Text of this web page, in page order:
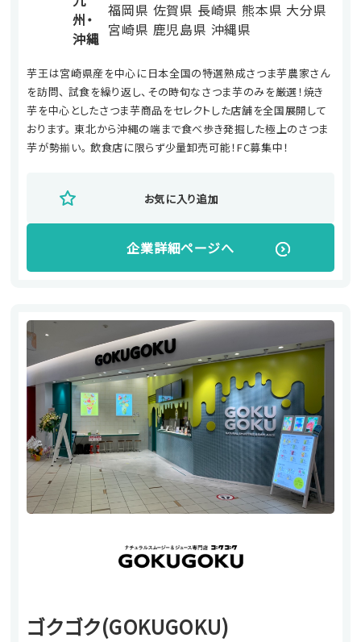
州・
沖縄
福岡県 佐賀県 長崎県 熊本県 大分県
宮崎県 鹿児島県 沖縄県
芋王は宮崎県産を中心に日本全国の特選熟成さつま芋農家さん
を訪問、 試食を繰り返し、その時旬なさつま芋のみを厳選！焼き
芋を中心としたさつま芋商品をセレクトした店舗を全国展開して
おります。 東北から沖縄の端まで食べ歩き発掘した極上のさつま
芋が勢揃い。 飲食店に限らず少量卸売可能！FC募集中！
お気に入り追加
企業詳細ページへ
ゴクゴク(GOKUGOKU)